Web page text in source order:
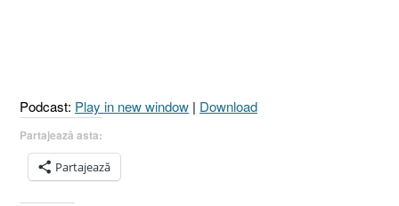
17]”
Podcast: Play in new window | Download
Partajează asta:
Partajează